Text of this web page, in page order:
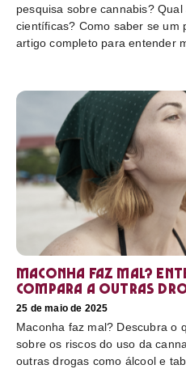
pesquisa sobre cannabis?
científicas? Como saber se um
artigo completo para entender
Maconha faz mal?
compara a outras
25 de maio de 2025
Maconha faz mal? Descubra o
sobre os riscos do uso da
outras drogas como álcool e